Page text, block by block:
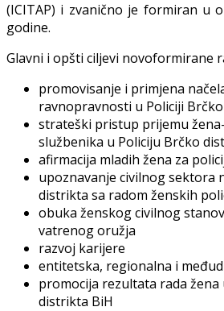
(ICITAP) i zvanično je formiran u
godine.
Glavni i opšti ciljevi novoformirane
promovisanje i primjena
ravnopravnosti u Policiji
strateški pristup prijemu
službenika u Policiju Brčko
afirmacija mladih žena za
upoznavanje civilnog sektora
distrikta sa radom ženskih
obuka ženskog civilnog
vatrenog oružja
razvoj karijere
entitetska, regionalna i
promocija rezultata rada žena
distrikta BiH